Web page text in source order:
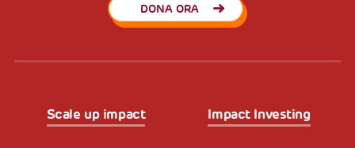
DONA ORA
Scale up impact Impact Investing